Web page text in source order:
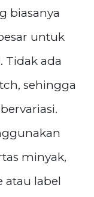
biasanya
untuk
Tidak ada
sehingga
minyak,
atau label